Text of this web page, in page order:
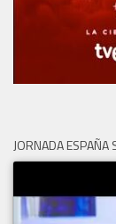
JORNADA